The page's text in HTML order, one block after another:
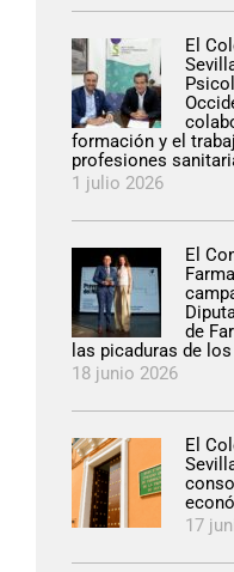
El
formación y el
profesiones
1 julio 2026
El
de
las picaduras de
18 junio 2026
El
17